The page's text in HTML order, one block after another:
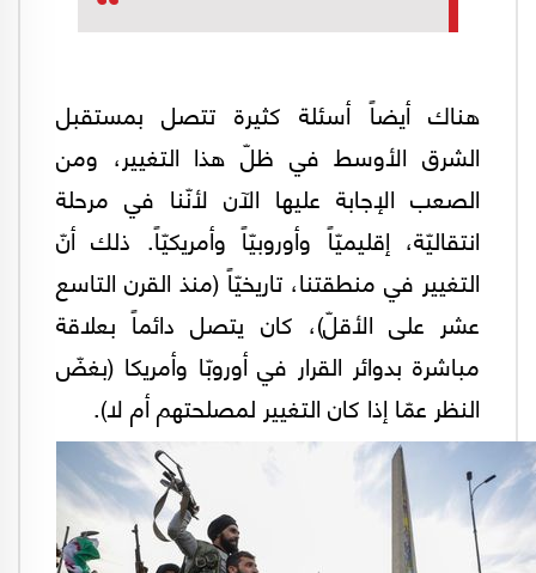
هناك أيضاً أسئلة كثيرة تتصل بمستقبل
الشرق الأوسط في ظلّ هذا التغيير، ومن
الصعب الإجابة عليها الآن لأنّنا في مرحلة
انتقاليّة، إقليميّاً وأوروبيّاً وأمريكيّاً. ذلك أنّ
التغيير في منطقتنا، تاريخيّاً (منذ القرن التاسع
عشر على الأقلّ)، كان يتصل دائماً بعلاقة
مباشرة بدوائر القرار في أوروبّا وأمريكا (بغضّ
النظر عمّا إذا كان التغيير لمصلحتهم أم لا).